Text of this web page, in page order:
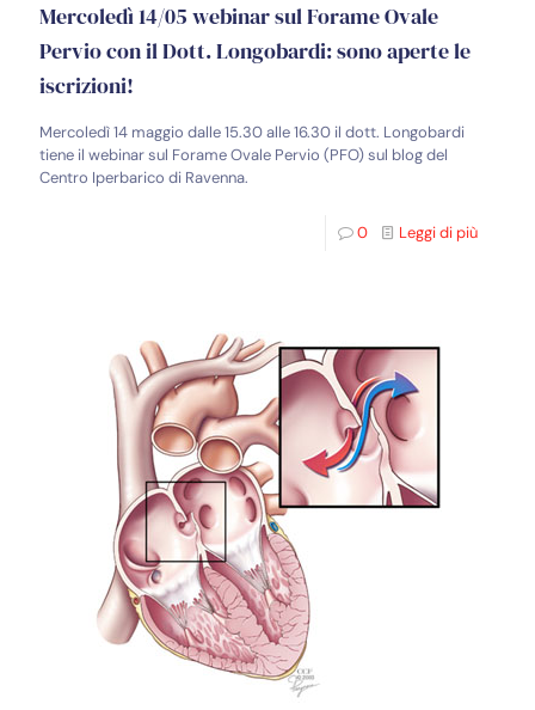
Mercoledì 14/05 webinar sul Forame Ovale
Pervio con il Dott. Longobardi: sono aperte le
iscrizioni!
Mercoledì 14 maggio dalle 15.30 alle 16.30 il dott. Longobardi
tiene il webinar sul Forame Ovale Pervio (PFO) sul blog del
Centro Iperbarico di Ravenna.
0 Leggi di più